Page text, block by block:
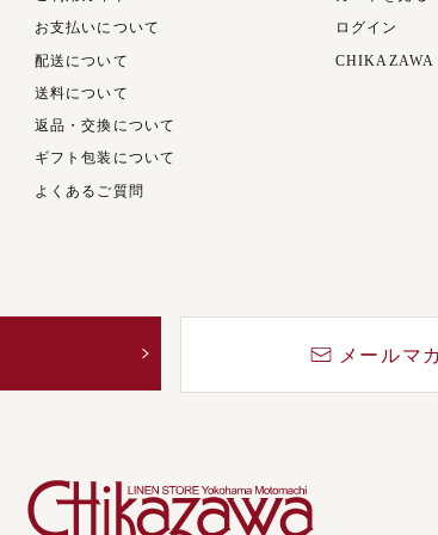
お支払いについて
配送について
送料について
返品・交換について
ギフト包装について
よくあるご質問
ログイン
CHIKAZAWA
メールマ